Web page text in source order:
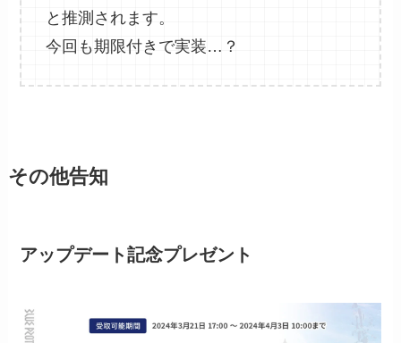
と推測されます。
今回も期限付きで実装…？
その他告知
アップデート記念プレゼント